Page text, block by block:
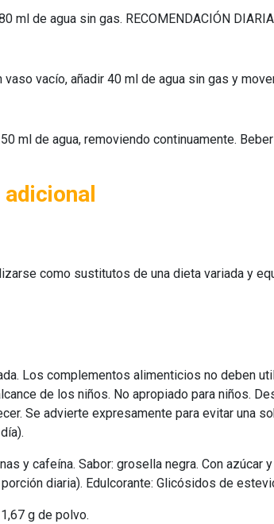
ml de agua sin gas. RECOMENDACIÓN
vacío, añadir 40 ml de agua sin gas y
ml de agua, removiendo continuamente.
como sustitutos de una dieta variada y
Los complementos alimenticios no deben
de los niños. No apropiado para niños.
Se advierte expresamente para evitar una
y cafeína. Sabor: grosella negra. Con azúcar
diaria). Edulcorante: Glicósidos de
g de polvo.